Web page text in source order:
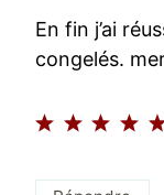
En fin j’ai
congelés.